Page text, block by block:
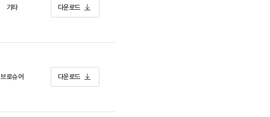
기타 다운로드
브로슈어 다운로드